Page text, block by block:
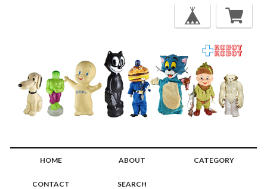
HOME ABOUT CATEGORY
CONTACT SEARCH